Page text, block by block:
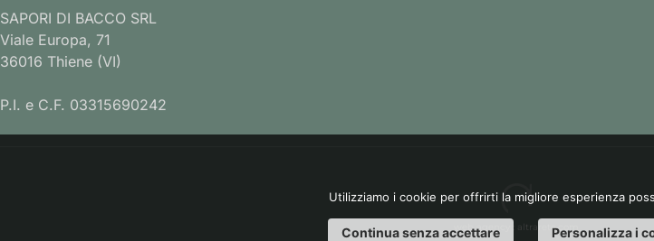
SAPORI DI BACCO SRL
Viale Europa, 71
36016 Thiene (VI)
P.I. e C.F. 03315690242
web agency : altrarete.com
Utilizziamo i cookie per offrirti la migliore esperienza
Continua senza accettare Personalizza i